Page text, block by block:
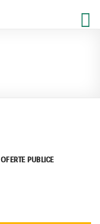
OFERTE PUBLICE